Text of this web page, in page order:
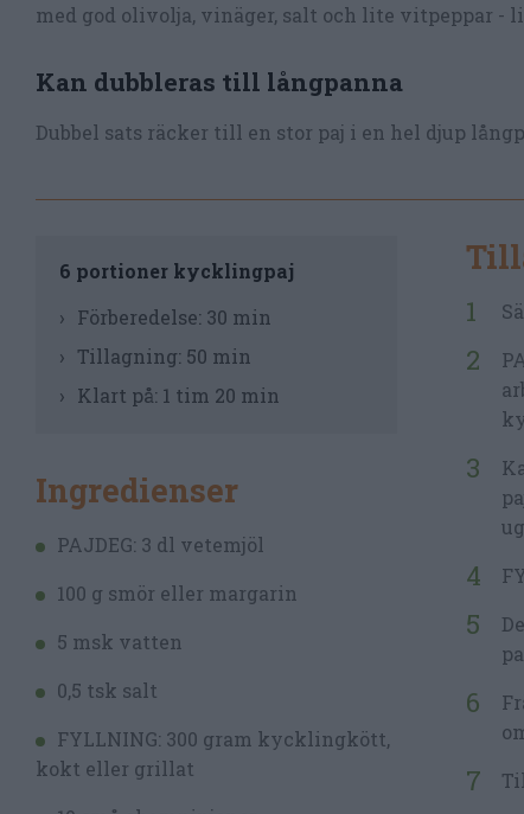
med god olivolja, vinäger, salt och lite vitpeppar -
Kan dubbleras till långpanna
Dubbel sats räcker till en stor paj i en hel djup
6 portioner kycklingpaj
Förberedelse: 30 min
Tillagning: 50 min
Klart på: 1 tim 20 min
Ingredienser
PAJDEG: 3 dl vetemjöl
100 g smör eller margarin
5 msk vatten
0,5 tsk salt
FYLLNING: 300 gram kycklingkött,
kokt eller grillat